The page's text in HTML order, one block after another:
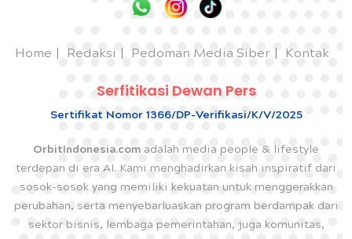
Home Redaksi Pedoman Media Siber Kontak
Serfitikasi Dewan Pers
Sertifikat Nomor 1366/DP-Verifikasi/K/V/2025
OrbitIndonesia.com adalah media people & lifestyle
terdepan di era AI. Kami menghadirkan kisah inspiratif dari
sosok-sosok yang memiliki kekuatan untuk menggerakkan
perubahan, serta menyebarluaskan program berdampak dari
sektor bisnis, lembaga pemerintahan, juga komunitas,